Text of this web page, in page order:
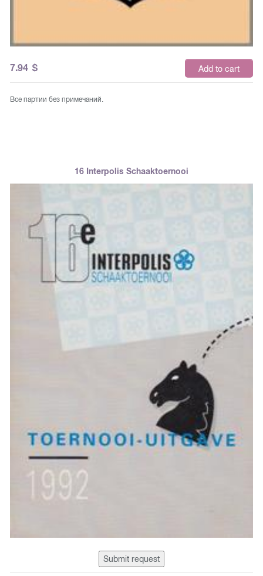
7.94 $ Add to cart
Все партии без примечаний.
16 Interpolis Schaaktoernooi
Submit request